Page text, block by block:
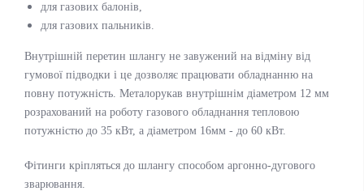
для газових балонів,
для газових пальників.
Внутрішній перетин шлангу не завужений на відміну від
гумової підводки і це дозволяє працювати обладнанню на
повну потужність. Металорукав внутрішнім діаметром 12 мм
розрахований на роботу газового обладнання тепловою
потужністю до 35 кВт, а діаметром 16мм - до 60 кВт.
Фітинги кріпляться до шлангу способом аргонно-дугового
зварювання.